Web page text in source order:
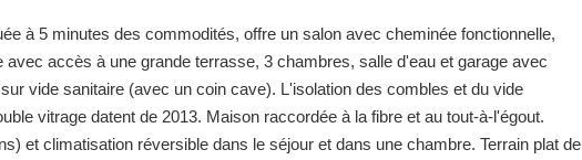
à 5 minutes des commodités, offre un salon avec cheminée fonctionnelle,
accès à une grande terrasse, 3 chambres, salle d'eau et garage avec
vide sanitaire (avec un coin cave). L'isolation des combles et du vide
vitrage datent de 2013. Maison raccordée à la fibre et au tout-à-l'égout.
et climatisation réversible dans le séjour et dans une chambre. Terrain plat de